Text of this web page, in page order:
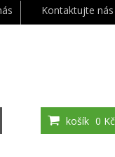
Kontaktujte nás
košík 0 Kč